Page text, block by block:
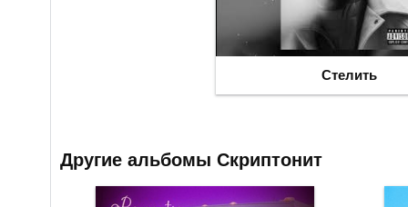
Стелить
Другие альбомы Скриптонит